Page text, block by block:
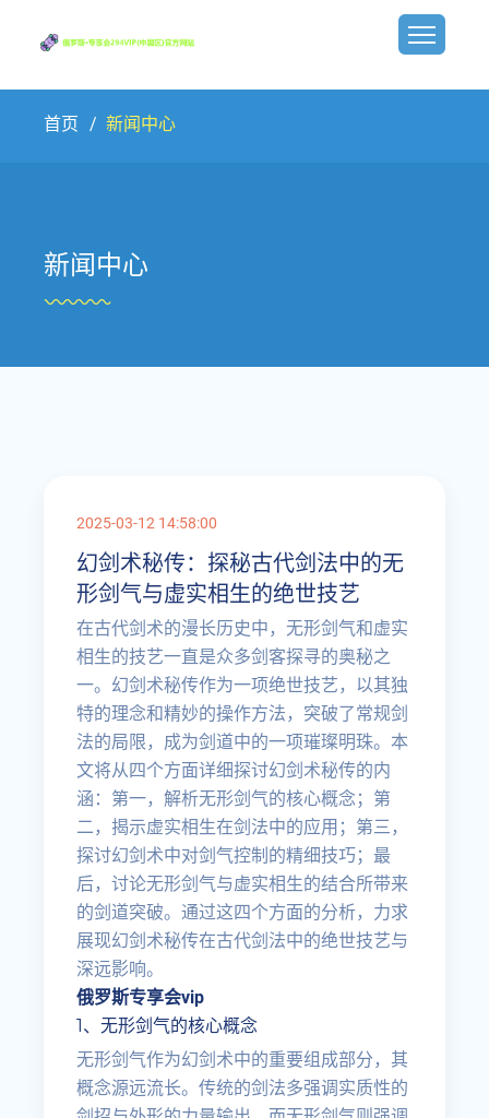
首页 新闻中心
新闻中心
2025-03-12 14:58:00
幻剑术秘传：探秘古代剑法中的无
形剑气与虚实相生的绝世技艺
在古代剑术的漫长历史中，无形剑气和虚实
相生的技艺一直是众多剑客探寻的奥秘之
一。幻剑术秘传作为一项绝世技艺，以其独
特的理念和精妙的操作方法，突破了常规剑
法的局限，成为剑道中的一项璀璨明珠。本
文将从四个方面详细探讨幻剑术秘传的内
涵：第一，解析无形剑气的核心概念；第
二，揭示虚实相生在剑法中的应用；第三，
探讨幻剑术中对剑气控制的精细技巧；最
后，讨论无形剑气与虚实相生的结合所带来
的剑道突破。通过这四个方面的分析，力求
展现幻剑术秘传在古代剑法中的绝世技艺与
深远影响。
俄罗斯专享会vip
1、无形剑气的核心概念
无形剑气作为幻剑术中的重要组成部分，其
概念源远流长。传统的剑法多强调实质性的